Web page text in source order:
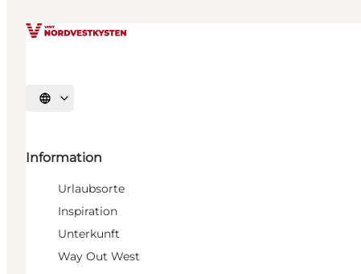
Sprache auswählen
Information
Urlaubsorte
Inspiration
Unterkunft
Way Out West